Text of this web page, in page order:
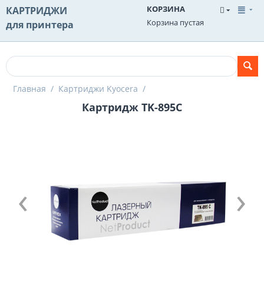
КАРТРИДЖИ
для принтера
КОРЗИНА
Корзина пустая
Главная / Картриджи Kyocera /
Картридж TK-895C